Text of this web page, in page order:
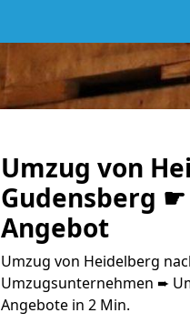
Umzug von
Gudensberg ☛
Angebot
Umzug von Heidelberg
Umzugsunternehmen ➨
Angebote in 2 Min.